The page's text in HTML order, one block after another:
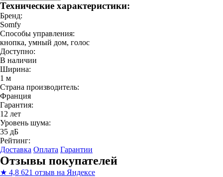
Технические характеристики:
Бренд:
Somfy
Способы управления:
кнопка, умный дом, голос
Доступно:
В наличии
Ширина:
1 м
Страна производитель:
Франция
Гарантия:
12 лет
Уровень шума:
35 дБ
Рейтинг:
Доставка Оплата Гарантии
Отзывы покупателей
★ 4,8 621 отзыв на Яндексе